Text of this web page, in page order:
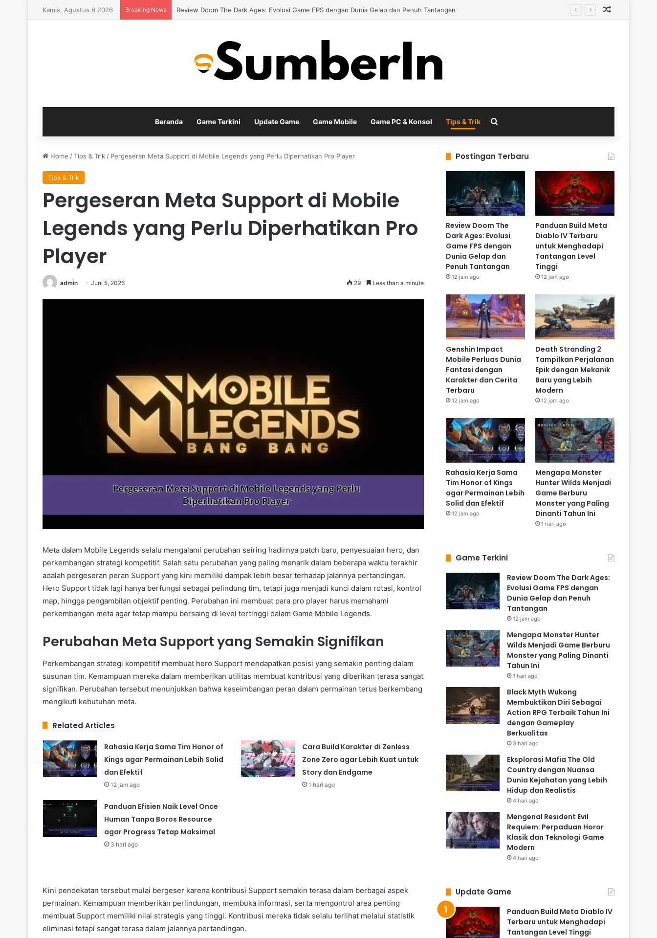
Kamis, Agustus 6 2026 Breaking News Panduan Build Meta Diablo IV Terbaru untuk Menghadapi Tantangan Level Tinggi
Beranda Game Terkini Update Game Game Mobile Game PC & Konsol Tips & Trik
Home /Tips & Trik / Pergeseran Meta Support di Mobile Legends yang Perlu Diperhatikan Pro Player
Tips & Trik
Pergeseran Meta Support di Mobile
Legends yang Perlu Diperhatikan Pro
Player
admin Juni 5, 2026 29 Less than a minute
Meta dalam Mobile Legends selalu mengalami perubahan seiring hadirnya patch baru, penyesuaian hero, dan
perkembangan strategi kompetitif. Salah satu perubahan yang paling menarik dalam beberapa waktu terakhir
adalah pergeseran peran Support yang kini memiliki dampak lebih besar terhadap jalannya pertandingan.
Hero Support tidak lagi hanya berfungsi sebagai pelindung tim, tetapi juga menjadi kunci dalam rotasi, kontrol
map, hingga pengambilan objektif penting. Perubahan ini membuat para pro player harus memahami
perkembangan meta agar tetap mampu bersaing di level tertinggi dalam Game Mobile Legends.
Perubahan Meta Support yang Semakin Signifikan
Perkembangan strategi kompetitif membuat hero Support mendapatkan posisi yang semakin penting dalam
susunan tim. Kemampuan mereka dalam memberikan utilitas membuat kontribusi yang diberikan terasa sangat
signifikan. Perubahan tersebut menunjukkan bahwa keseimbangan peran dalam permainan terus berkembang
mengikuti kebutuhan meta.
Related Articles
Rahasia Kerja Sama Tim Honor of
Kings agar Permainan Lebih Solid
dan Efektif
12 jam ago
Cara Build Karakter di Zenless
Zone Zero agar Lebih Kuat untuk
Story dan Endgame
1 hari ago
Panduan Efisien Naik Level Once
Human Tanpa Boros Resource
agar Progress Tetap Maksimal
3 hari ago
Kini pendekatan tersebut mulai bergeser karena kontribusi Support semakin terasa dalam berbagai aspek
permainan. Kemampuan memberikan perlindungan, membuka informasi, serta mengontrol area penting
membuat Support memiliki nilai strategis yang tinggi. Kontribusi mereka tidak selalu terlihat melalui statistik
eliminasi tetapi sangat terasa dalam jalannya pertandingan.
Postingan Terbaru
Review Doom The
Dark Ages: Evolusi
Game FPS dengan
Dunia Gelap dan
Penuh Tantangan
12 jam ago
Panduan Build Meta
Diablo IV Terbaru
untuk Menghadapi
Tantangan Level
Tinggi
12 jam ago
Genshin Impact
Mobile Perluas Dunia
Fantasi dengan
Karakter dan Cerita
Terbaru
12 jam ago
Death Stranding 2
Tampilkan Perjalanan
Epik dengan Mekanik
Baru yang Lebih
Modern
12 jam ago
Rahasia Kerja Sama
Tim Honor of Kings
agar Permainan Lebih
Solid dan Efektif
12 jam ago
Mengapa Monster
Hunter Wilds Menjadi
Game Berburu
Monster yang Paling
Dinanti Tahun Ini
1 hari ago
Game Terkini
Review Doom The Dark Ages:
Evolusi Game FPS dengan
Dunia Gelap dan Penuh
Tantangan
12 jam ago
Mengapa Monster Hunter
Wilds Menjadi Game Berburu
Monster yang Paling Dinanti
Tahun Ini
1 hari ago
Black Myth Wukong
Membuktikan Diri Sebagai
Action RPG Terbaik Tahun Ini
dengan Gameplay
Berkualitas
3 hari ago
Eksplorasi Mafia The Old
Country dengan Nuansa
Dunia Kejahatan yang Lebih
Hidup dan Realistis
4 hari ago
Mengenal Resident Evil
Requiem: Perpaduan Horor
Klasik dan Teknologi Game
Modern
4 hari ago
Update Game
Panduan Build Meta Diablo IV
Terbaru untuk Menghadapi
Tantangan Level Tinggi